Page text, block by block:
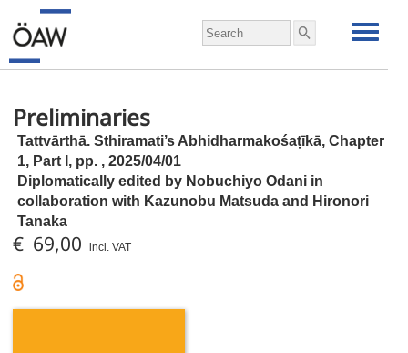
Preliminaries
Tattvārthā. Sthiramati’s Abhidharmakośaṭīkā, Chapter
1, Part I, pp. , 2025/04/01
Diplomatically edited by Nobuchiyo Odani in
collaboration with Kazunobu Matsuda and Hironori
Tanaka
€ 69,00 incl. VAT